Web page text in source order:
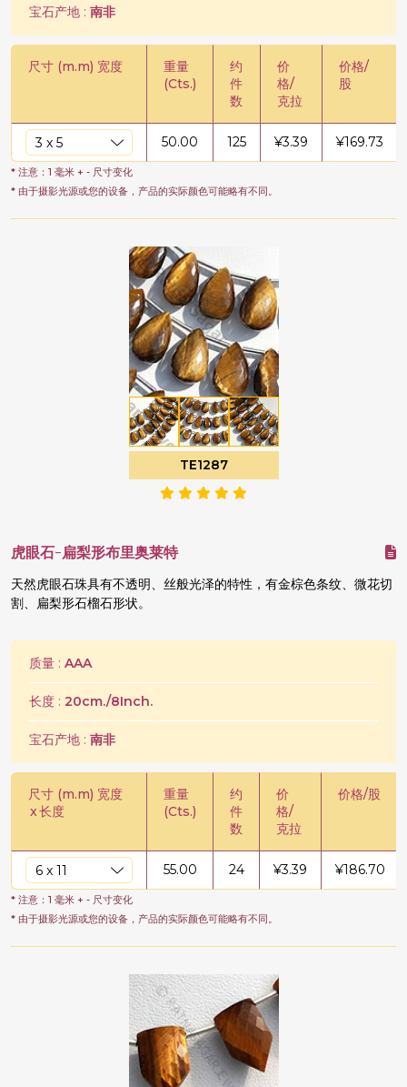
宝石产地 : 南非
尺寸 (m.m) 宽度
重量
(Cts.)
约
件
数
价
格/
克拉
价格/
股
50.00 125 ¥3.39 ¥169.73
* 注意：1 毫米 + - 尺寸变化
* 由于摄影光源或您的设备，产品的实际颜色可能略有不同。
TE1287
虎眼石-扁梨形布里奥莱特
天然虎眼石珠具有不透明、丝般光泽的特性，有金棕色条纹、微花切
割、扁梨形石榴石形状。
质量 : AAA
长度 : 20cm./8Inch.
宝石产地 : 南非
尺寸 (m.m) 宽度
x长度
重量
(Cts.)
约
件
数
价
格/
克拉
价格/股
55.00 24 ¥3.39 ¥186.70
* 注意：1 毫米 + - 尺寸变化
* 由于摄影光源或您的设备，产品的实际颜色可能略有不同。